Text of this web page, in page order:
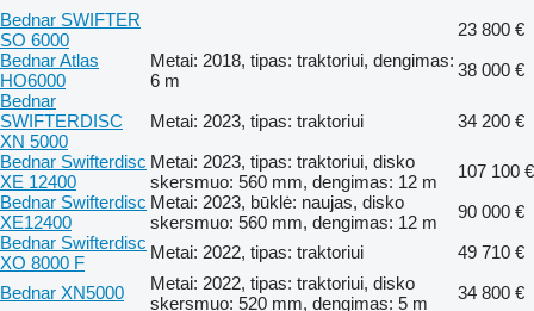
Bednar SWIFTER
SO 6000
23 800 €
Bednar Atlas
HO6000
Metai: 2018, tipas: traktoriui, dengimas:
6 m
38 000 €
Bednar
SWIFTERDISC
XN 5000
Metai: 2023, tipas: traktoriui
34 200 €
Bednar Swifterdisc
XE 12400
Metai: 2023, tipas: traktoriui, disko
skersmuo: 560 mm, dengimas: 12 m
107 100 €
Bednar Swifterdisc
XE12400
Metai: 2023, būklė: naujas, disko
skersmuo: 560 mm, dengimas: 12 m
90 000 €
Bednar Swifterdisc
XO 8000 F
Metai: 2022, tipas: traktoriui
49 710 €
Bednar XN5000
Metai: 2022, tipas: traktoriui, disko
skersmuo: 520 mm, dengimas: 5 m
34 800 €